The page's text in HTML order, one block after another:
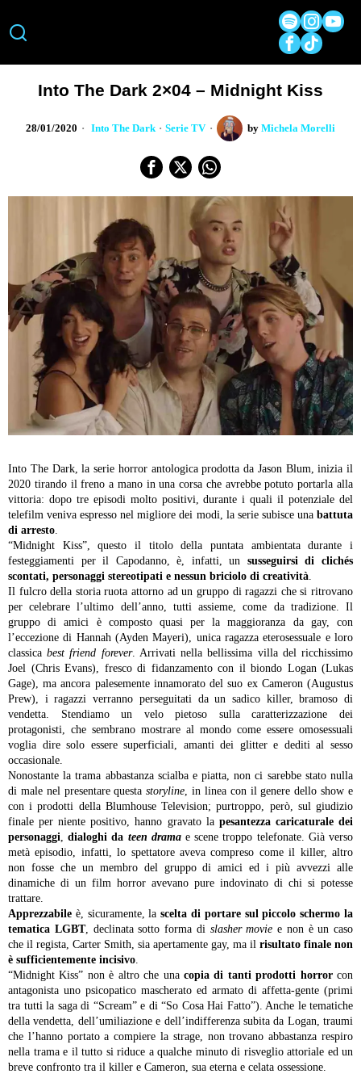
Into The Dark 2×04 – Midnight Kiss
28/01/2020 Into The Dark · Serie TV by Michela Morelli
Into The Dark, la serie horror antologica prodotta da Jason Blum, inizia il
2020 tirando il freno a mano in una corsa che avrebbe potuto portarla alla
vittoria: dopo tre episodi molto positivi, durante i quali il potenziale del
telefilm veniva espresso nel migliore dei modi, la serie subisce una battuta
di arresto
“Midnight Kiss”, questo il titolo della puntata ambientata durante i
festeggiamenti per il Capodanno, è, infatti, un susseguirsi di clichés
scontati, personaggi stereotipati e nessun briciolo di creatività
Il fulcro della storia ruota attorno ad un gruppo di ragazzi che si ritrovano
per celebrare l’ultimo dell’anno, tutti assieme, come da tradizione. Il
gruppo di amici è composto quasi per la maggioranza da gay, con
l’eccezione di Hannah (Ayden Mayeri), unica ragazza eterosessuale e loro
classicabest friend forever. Arrivati nella bellissima villa del ricchissimo
Joel (Chris Evans), fresco di fidanzamento con il biondo Logan (Lukas
Gage), ma ancora palesemente innamorato del suo ex Cameron (Augustus
Prew), i ragazzi verranno perseguitati da un sadico killer, bramoso di
vendetta. Stendiamo un velo pietoso sulla caratterizzazione dei
protagonisti, che sembrano mostrare al mondo come essere omosessuali
voglia dire solo essere superficiali, amanti dei glitter e dediti al sesso
occasionale.
Nonostante la trama abbastanza scialba e piatta, non ci sarebbe stato nulla
di male nel presentare questastoryline , in linea con il genere dello show e
con i prodotti della Blumhouse Television; purtroppo, però, sul giudizio
finale per niente positivo, hanno gravato la pesantezza caricaturale dei
personaggi ,dialoghi da teen dramae scene troppo telefonate. Già verso
metà episodio, infatti, lo spettatore aveva compreso come il killer, altro
non fosse che un membro del gruppo di amici ed i più avvezzi alle
dinamiche di un film horror avevano pure indovinato di chi si potesse
trattare.
Apprezzabile è, sicuramente, lascelta di portare sul piccolo schermo la
tematica LGBT, declinata sotto forma di slasher movie e non è un caso
che il regista, Carter Smith, sia apertamente gay, ma il risultato finale non
è sufficientemente incisivo
“Midnight Kiss” non è altro che una copia di tanti prodotti horrorcon
antagonista uno psicopatico mascherato ed armato di affetta-gente (primi
tra tutti la saga di “Scream” e di “So Cosa Hai Fatto”). Anche le tematiche
della vendetta, dell’umiliazione e dell’indifferenza subita da Logan, traumi
che l’hanno portato a compiere la strage, non trovano abbastanza respiro
nella trama e il tutto si riduce a qualche minuto di risveglio attoriale ed un
breve confronto tra il killer e Cameron, sua eterna e celata ossessione.